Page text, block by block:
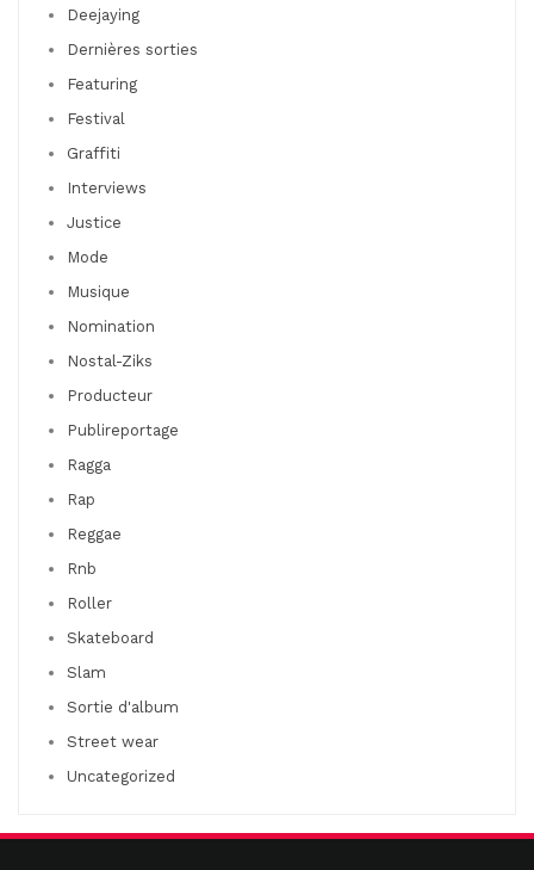
Deejaying
Dernières sorties
Featuring
Festival
Graffiti
Interviews
Justice
Mode
Musique
Nomination
Nostal-Ziks
Producteur
Publireportage
Ragga
Rap
Reggae
Rnb
Roller
Skateboard
Slam
Sortie d'album
Street wear
Uncategorized